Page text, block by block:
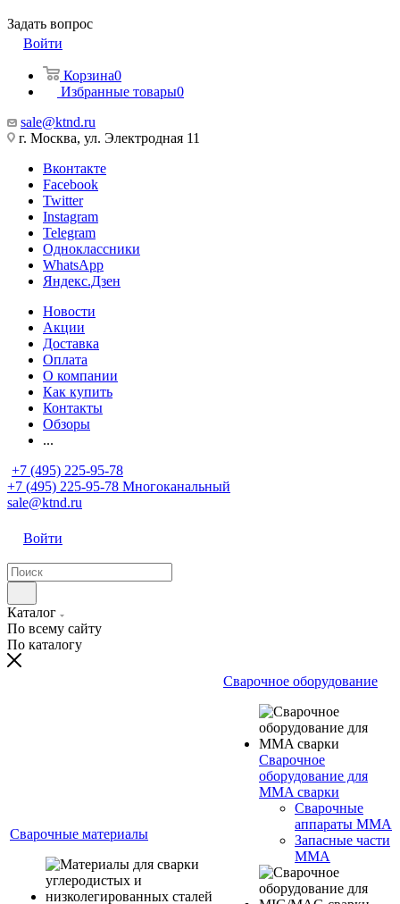
Задать вопрос
Войти
Корзина0
Избранные товары0
sale@ktnd.ru
г. Москва, ул. Электродная 11
Вконтакте
Facebook
Twitter
Instagram
Telegram
Одноклассники
WhatsApp
Яндекс.Дзен
Новости
Акции
Доставка
Оплата
О компании
Как купить
Контакты
Обзоры
...
+7 (495) 225-95-78
+7 (495) 225-95-78 Многоканальный
sale@ktnd.ru
Войти
Каталог
По всему сайту
По каталогу
Сварочные материалы
Сварочное оборудование
Сварочное
оборудование для
MMA сварки
Сварочные
аппараты MMA
Запасные части
MMA